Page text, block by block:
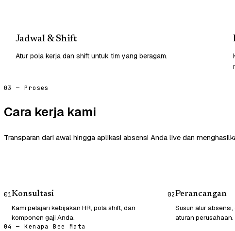
Jadwal & Shift
Atur pola kerja dan shift untuk tim yang beragam.
03 — Proses
Cara kerja kami
Transparan dari awal hingga aplikasi absensi Anda live dan
01Konsultasi
Kami pelajari kebijakan HR, pola shift, dan
komponen gaji Anda.
02Perancangan
Susun alur
aturan perusahaan.
04 — Kenapa Bee Mata